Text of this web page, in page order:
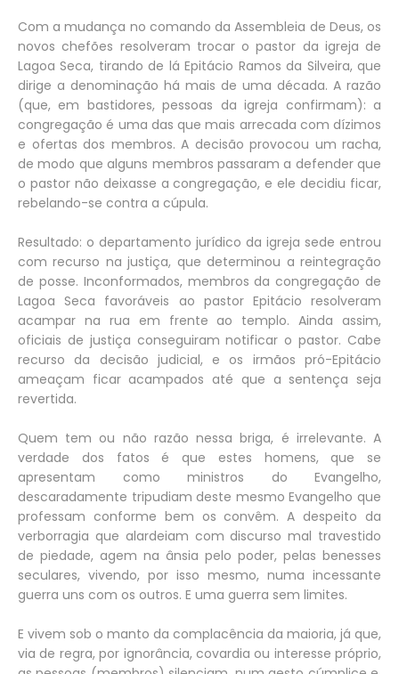
Com a mudança no comando da Assembleia de Deus, os
novos chefões resolveram trocar o pastor da igreja de
Lagoa Seca, tirando de lá Epitácio Ramos da Silveira, que
dirige a denominação há mais de uma década. A razão
(que, em bastidores, pessoas da igreja confirmam): a
congregação é uma das que mais arrecada com dízimos
e ofertas dos membros. A decisão provocou um racha,
de modo que alguns membros passaram a defender que
o pastor não deixasse a congregação, e ele decidiu ficar,
rebelando-se contra a cúpula.
Resultado: o departamento jurídico da igreja sede entrou
com recurso na justiça, que determinou a reintegração
de posse. Inconformados, membros da congregação de
Lagoa Seca favoráveis ao pastor Epitácio resolveram
acampar na rua em frente ao templo. Ainda assim,
oficiais de justiça conseguiram notificar o pastor. Cabe
recurso da decisão judicial, e os irmãos pró-Epitácio
ameaçam ficar acampados até que a sentença seja
revertida.
Quem tem ou não razão nessa briga, é irrelevante. A
verdade dos fatos é que estes homens, que se
apresentam como ministros do Evangelho,
descaradamente tripudiam deste mesmo Evangelho que
professam conforme bem os convêm. A despeito da
verborragia que alardeiam com discurso mal travestido
de piedade, agem na ânsia pelo poder, pelas benesses
seculares, vivendo, por isso mesmo, numa incessante
guerra uns com os outros. E uma guerra sem limites.
E vivem sob o manto da complacência da maioria, já que,
via de regra, por ignorância, covardia ou interesse próprio,